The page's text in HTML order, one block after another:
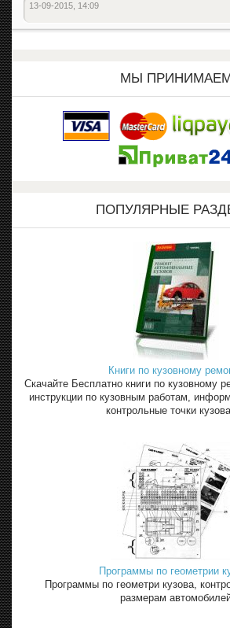
13-09-2015, 14:09
МЫ
ПОПУЛЯРНЫЕ
Книги по кузовному
Скачайте Бесплатно книги по кузовному
инструкции по кузовным работам,
контрольные точки
Программы по геометрии
Программы по геометри кузова,
размерам